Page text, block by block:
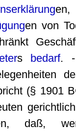
en von
s bedarf.
(§ 1901
daß,